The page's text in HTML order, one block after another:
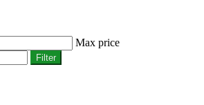
Max price
Filter